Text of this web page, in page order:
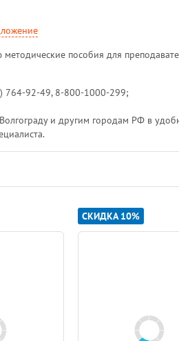
пособия для
764-92-49, 8-800-1000-299;
и другим городам РФ в
СКИДКА 10%